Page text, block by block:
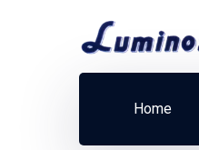
Home